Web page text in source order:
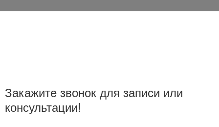
Закажите звонок для записи или
консультации!